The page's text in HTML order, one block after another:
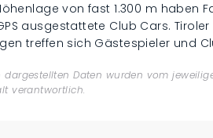
von fast 1.300 m haben
ausgestattete Club Cars.
treffen sich Gästespieler und
dargestellten Daten wurden vom
verantwortlich.